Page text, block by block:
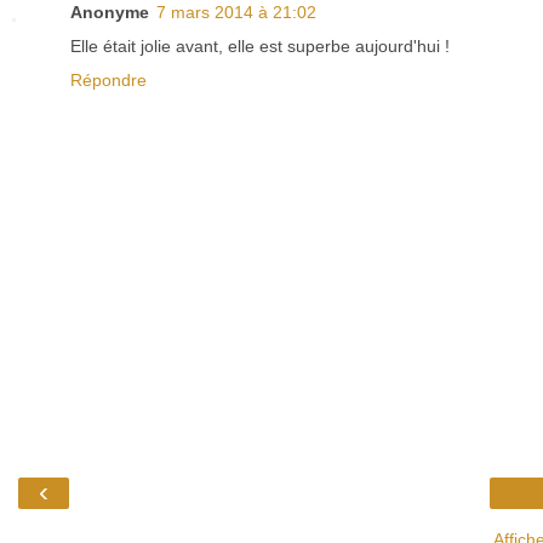
Anonyme 7 mars 2014 à 21:02
Elle était jolie avant, elle est superbe aujourd'hui !
Répondre
‹